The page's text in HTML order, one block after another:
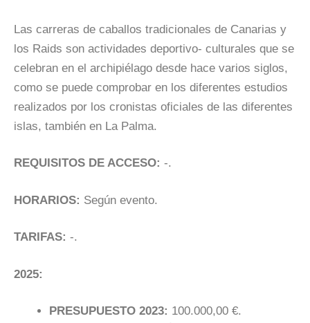
Las carreras de caballos tradicionales de Canarias y
los Raids son actividades deportivo- culturales que se
celebran en el archipiélago desde hace varios siglos,
como se puede comprobar en los diferentes estudios
realizados por los cronistas oficiales de las diferentes
islas, también en La Palma.
REQUISITOS DE ACCESO: -.
HORARIOS: Según evento.
TARIFAS: -.
2025:
PRESUPUESTO 2023: 100.000,00 €.